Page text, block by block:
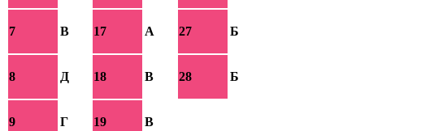
7 В 17 А 27 Б
8 Д 18 В 28 Б
9 Г 19 В